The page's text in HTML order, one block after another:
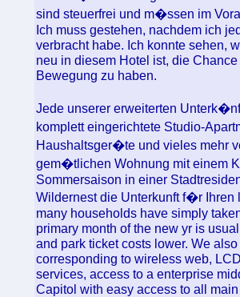
sind steuerfrei und m�ssen im
Ich muss gestehen, nachdem ich
verbracht habe. Ich konnte sehen,
neu in diesem Hotel ist, die
Bewegung zu haben.
Jede unserer erweiterten
komplett eingerichtete Studio-
Haushaltsger�te und vieles mehr
gem�tlichen Wohnung mit einem
Sommersaison in einer
Wildernest die Unterkunft f�r
many households have simply
primary month of the new yr is
and park ticket costs lower. We
corresponding to wireless web,
services, access to a enterprise
Capitol with easy access to all